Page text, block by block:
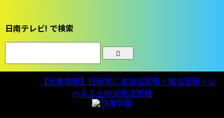
日南テレビ! で検索
【気象情報】日南市に波浪注意報・雷注意報・レ
ベル２土砂災害注意報